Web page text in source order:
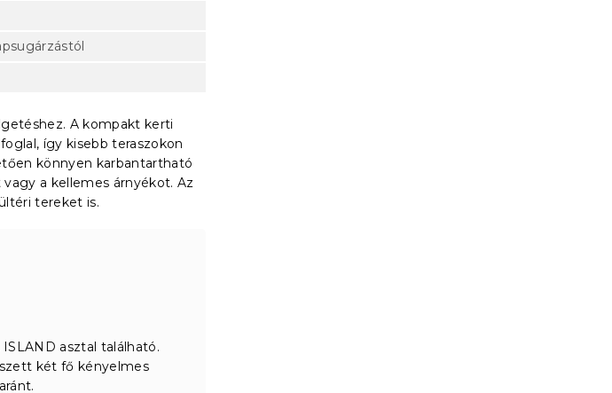
A kompakt kerti
így kisebb teraszokon
könnyen karbantartható
a kellemes árnyékot. Az
tereket is.
asztal található.
két fő kényelmes